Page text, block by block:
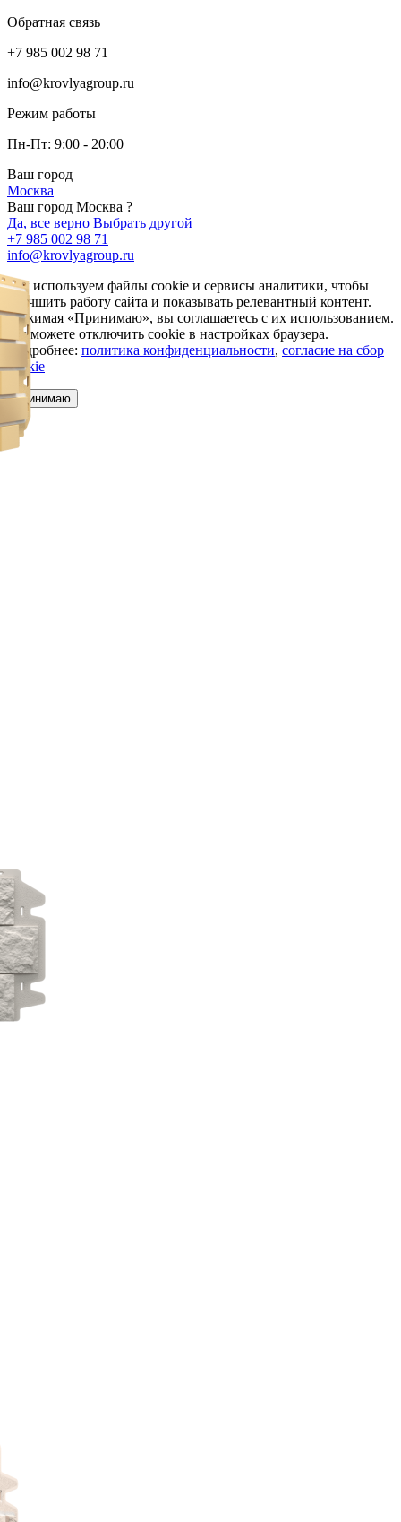
Обратная связь
+7 985 002 98 71
info@krovlyagroup.ru
Режим работы
Пн-Пт: 9:00 - 20:00
Ваш город
Москва
Ваш город Москва ?
Да, все верно Выбрать другой
+7 985 002 98 71
info@krovlyagroup.ru
Мы используем файлы cookie и сервисы аналитики, чтобы
улучшить работу сайта и показывать релевантный контент.
Нажимая «Принимаю», вы соглашаетесь с их использованием.
Вы можете отключить cookie в настройках браузера.
Подробнее: политика конфиденциальности, согласие на сбор
cookie
Принимаю